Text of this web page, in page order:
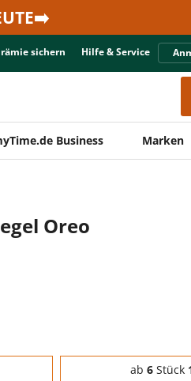
sichern Hilfe & Service
Business Marken
Oreo
ab 6 Stück